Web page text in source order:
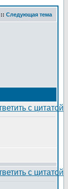
:: Следующая тема